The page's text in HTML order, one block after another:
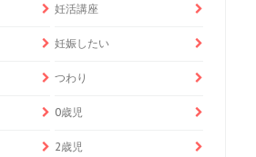
妊活講座
妊娠したい
つわり
0歳児
2歳児